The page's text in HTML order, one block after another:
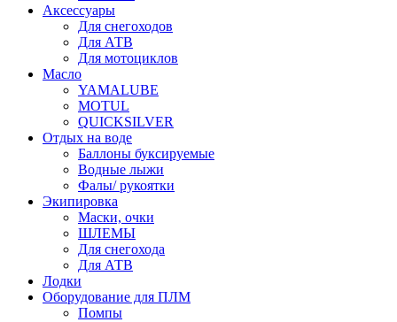
Аксессуары
Для снегоходов
Для АТВ
Для мотоциклов
Масло
YAMALUBE
MOTUL
QUICKSILVER
Отдых на воде
Баллоны буксируемые
Водные лыжи
Фалы/ рукоятки
Экипировка
Маски, очки
ШЛЕМЫ
Для снегохода
Для АТВ
Лодки
Оборудование для ПЛМ
Помпы